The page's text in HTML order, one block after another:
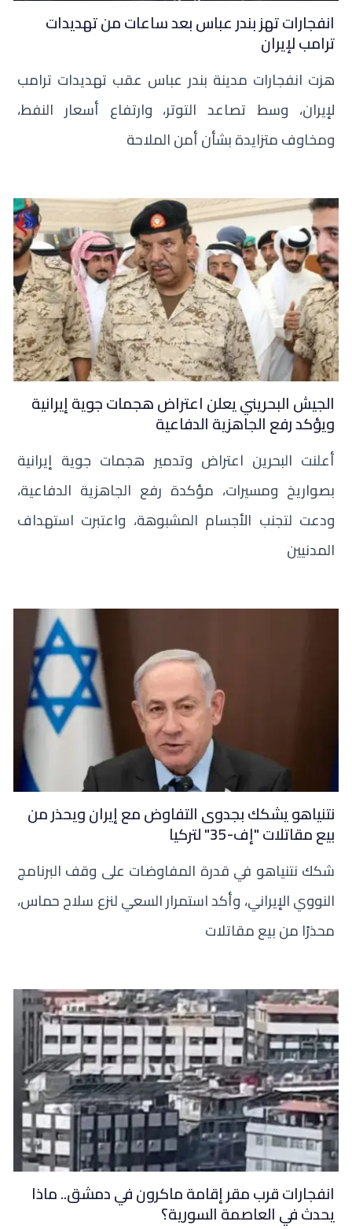
انفجارات تهز بندر عباس بعد ساعات من تهديدات
ترامب لإيران
هزت انفجارات مدينة بندر عباس عقب تهديدات ترامب
لإيران، وسط تصاعد التوتر، وارتفاع أسعار النفط،
ومخاوف متزايدة بشأن أمن الملاحة
الجيش البحريني يعلن اعتراض هجمات جوية إيرانية
ويؤكد رفع الجاهزية الدفاعية
أعلنت البحرين اعتراض وتدمير هجمات جوية إيرانية
بصواريخ ومسيرات، مؤكدة رفع الجاهزية الدفاعية،
ودعت لتجنب الأجسام المشبوهة، واعتبرت استهداف
المدنيين
نتنياهو يشكك بجدوى التفاوض مع إيران ويحذر من
بيع مقاتلات "إف-35" لتركيا
شكك نتنياهو في قدرة المفاوضات على وقف البرنامج
النووي الإيراني، وأكد استمرار السعي لنزع سلاح حماس،
محذرًا من بيع مقاتلات
انفجارات قرب مقر إقامة ماكرون في دمشق.. ماذا
يحدث في العاصمة السورية؟